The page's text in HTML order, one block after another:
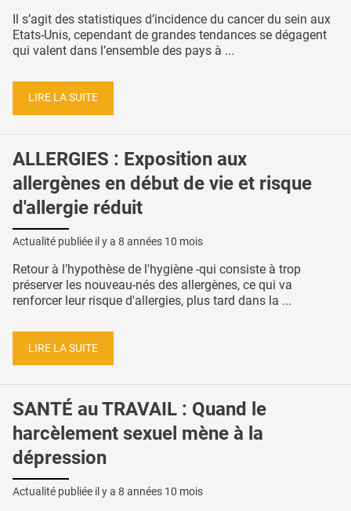
Il s’agit des statistiques d’incidence du cancer du sein aux
Etats-Unis, cependant de grandes tendances se dégagent
qui valent dans l’ensemble des pays à ...
LIRE LA SUITE
ALLERGIES : Exposition aux
allergènes en début de vie et risque
d'allergie réduit
Actualité publiée il y a 8 années 10 mois
Retour à l’hypothèse de l'hygiène -qui consiste à trop
préserver les nouveau-nés des allergènes, ce qui va
renforcer leur risque d'allergies, plus tard dans la ...
LIRE LA SUITE
SANTÉ au TRAVAIL : Quand le
harcèlement sexuel mène à la
dépression
Actualité publiée il y a 8 années 10 mois